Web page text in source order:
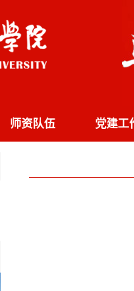
师资队伍 党建工